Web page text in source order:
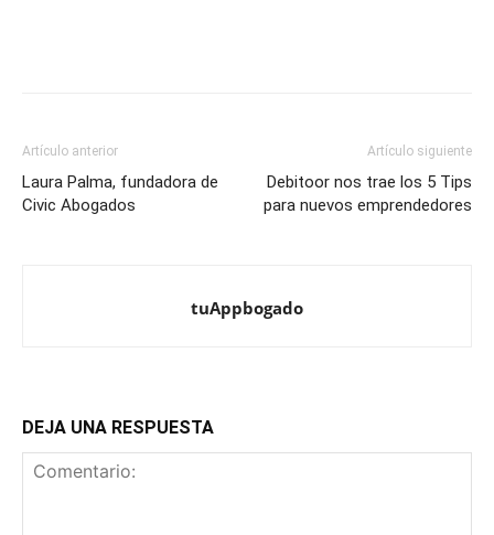
Artículo anterior
Laura Palma, fundadora de
Civic Abogados
Artículo siguiente
Debitoor nos trae los 5 Tips
para nuevos emprendedores
tuAppbogado
DEJA UNA RESPUESTA